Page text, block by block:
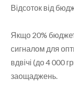
Відсоток від
Якщо 20%
сигналом для
вдвічі (до 4 000
заощаджень.